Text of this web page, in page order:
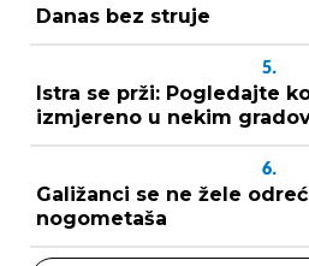
Danas bez struje
5.
Istra se prži: Pogledajte
izmjereno u nekim
6.
Galižanci se ne žele
nogometaša